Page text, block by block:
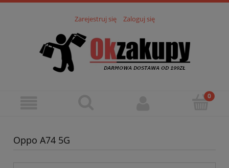
Zarejestruj się Zaloguj się
Oppo A74 5G